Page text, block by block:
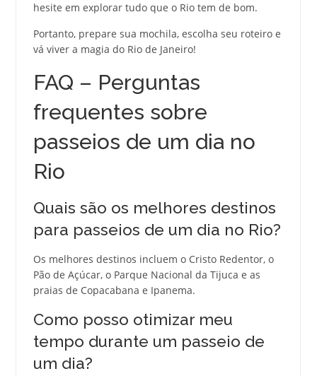
hesite em explorar tudo que o Rio tem de bom.
Portanto, prepare sua mochila, escolha seu roteiro e
vá viver a magia do Rio de Janeiro!
FAQ – Perguntas
frequentes sobre
passeios de um dia no
Rio
Quais são os melhores destinos
para passeios de um dia no Rio?
Os melhores destinos incluem o Cristo Redentor, o
Pão de Açúcar, o Parque Nacional da Tijuca e as
praias de Copacabana e Ipanema.
Como posso otimizar meu
tempo durante um passeio de
um dia?